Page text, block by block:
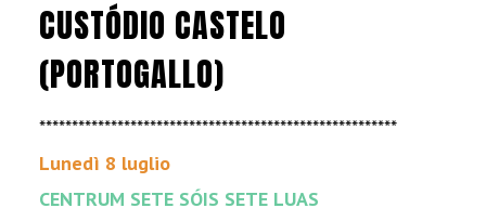
CUSTÓDIO CASTELO
(PORTOGALLO)
*******************************************************
Lunedì 8 luglio
CENTRUM SETE SÓIS SETE LUAS